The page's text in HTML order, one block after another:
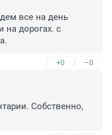
все на день
на дорогах. с
+0 –0
Собственно,